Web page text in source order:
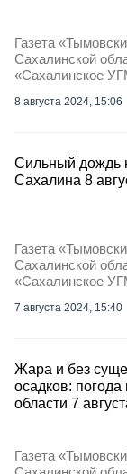
Газета
Сахалинской
«Сахалинское
8 августа 2024, 15:06
Сильный дождь
Сахалина 8
Газета
Сахалинской
«Сахалинское
7 августа 2024, 15:40
Жара и без
осадков:
области 7
Газета